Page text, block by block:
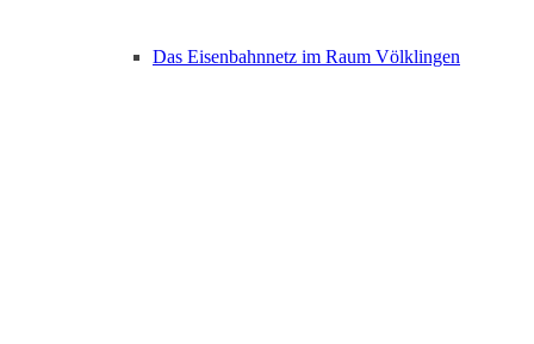
Das Eisenbahnnetz im Raum Völklingen